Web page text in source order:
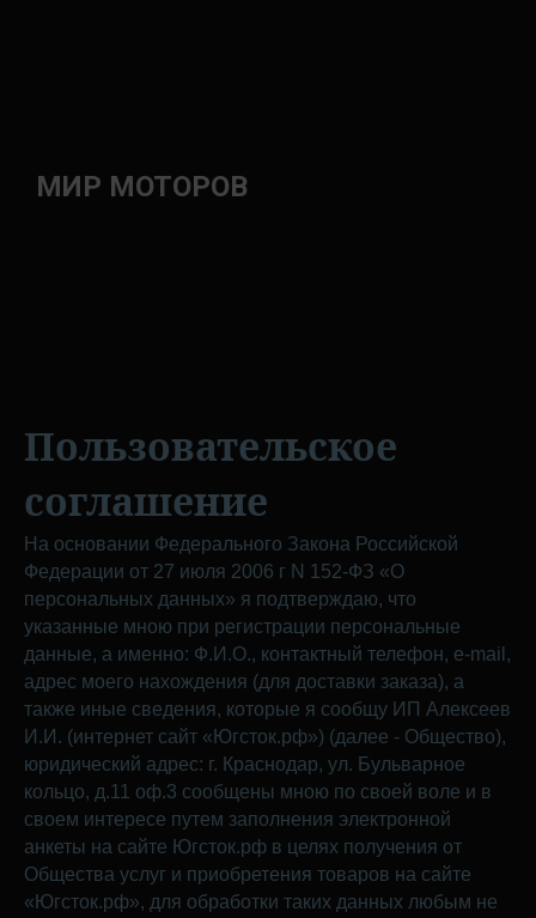
МИР МОТОРОВ
Пользовательское
соглашение
На основании Федерального Закона Российской
Федерации от 27 июля 2006 г N 152-ФЗ «О
персональных данных» я подтверждаю, что
указанные мною при регистрации персональные
данные, а именно: Ф.И.О., контактный телефон, e-mail,
адрес моего нахождения (для доставки заказа), а
также иные сведения, которые я сообщу ИП Алексеев
И.И. (интернет сайт «Югсток.рф») (далее - Общество),
юридический адрес: г. Краснодар, ул. Бульварное
кольцо, д.11 оф.3 сообщены мною по своей воле и в
своем интересе путем заполнения электронной
анкеты на сайте Югсток.рф в целях получения от
Общества услуг и приобретения товаров на сайте
«Югсток.рф», для обработки таких данных любым не